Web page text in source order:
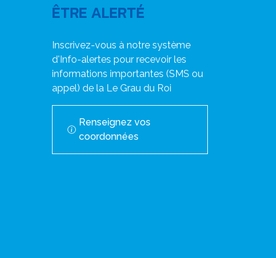
ÊTRE ALERTÉ
Inscrivez-vous à notre système
d'Info-alertes pour recevoir les
informations importantes (SMS ou
appel) de la Le Grau du Roi
Renseignez vos
coordonnées